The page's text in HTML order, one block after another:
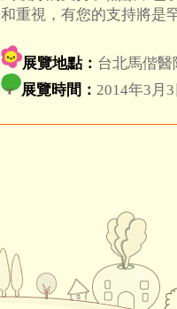
和重視，有您的支持將是
展覽地點： 台北馬偕
展覽時間： 2014年3月